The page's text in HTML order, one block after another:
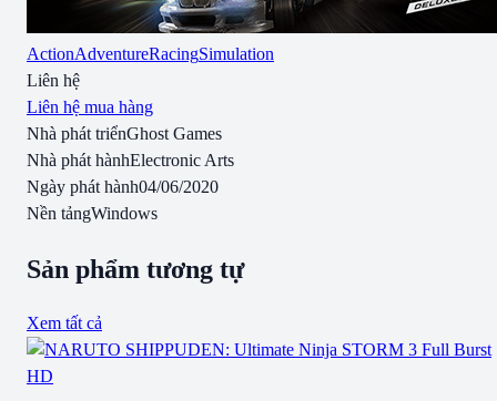
ActionAdventureRacingSimulation
Liên hệ
Liên hệ mua hàng
Nhà phát triểnGhost Games
Nhà phát hànhElectronic Arts
Ngày phát hành04/06/2020
Nền tảngWindows
Sản phẩm tương tự
Xem tất cả